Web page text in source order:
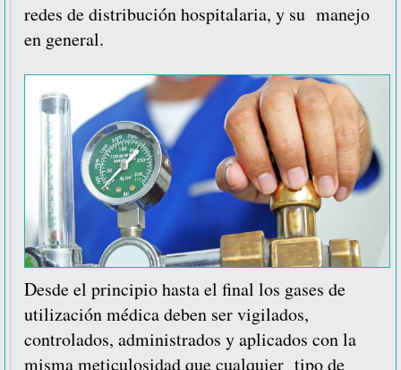
redes de distribución hospitalaria, y su manejo
en general.
Desde el principio hasta el final los gases de
utilización médica deben ser vigilados,
controlados, administrados yaplicados con la
misma meticulosidad que cualquier tipo de